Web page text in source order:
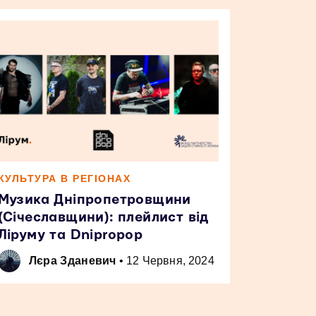
В РЕГІОНАХ
Дніпропетровщини
плейлист від
та Dnipropop
Лєра Зданевич • 12 Червня, 2024